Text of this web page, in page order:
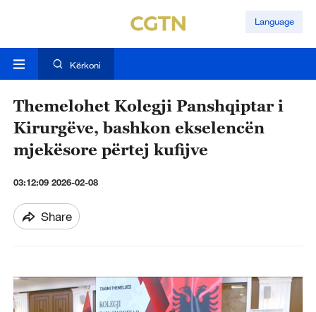
Language
Kërkoni
Themelohet Kolegji Panshqiptar i
Kirurgëve, bashkon ekselencën
mjekësore përtej kufijve
03:12:09 2026-02-08
Share